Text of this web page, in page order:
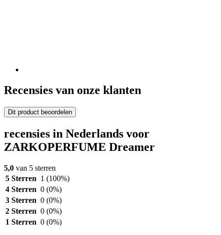
Recensies van onze klanten
Dit product beoordelen
recensies in Nederlands voor
ZARKOPERFUME Dreamer
5,0 van 5 sterren
5 Sterren 1 (100%)
4 Sterren 0 (0%)
3 Sterren 0 (0%)
2 Sterren 0 (0%)
1 Sterren 0 (0%)